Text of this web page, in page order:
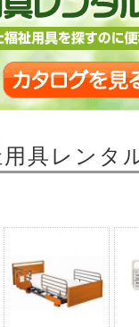
具レンタ